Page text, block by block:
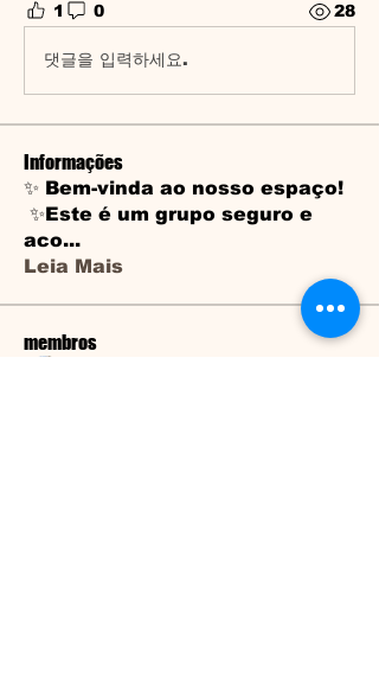
1 0 28
댓글을 입력하세요.
Informações
✨ Bem-vinda ao nosso espaço!
✨Este é um grupo seguro e
aco...
Leia Mais
membros